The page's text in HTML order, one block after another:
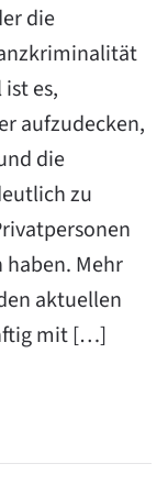
die
es,
aufzudecken,
die
zu
Mehr
aktuellen
mit […]